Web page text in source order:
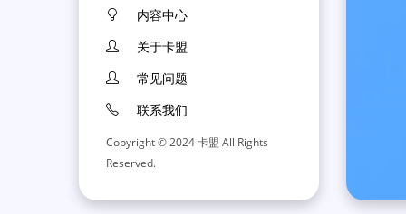
内容中心
关于卡盟
常见问题
联系我们
Copyright © 2024 卡盟 All Rights
Reserved.